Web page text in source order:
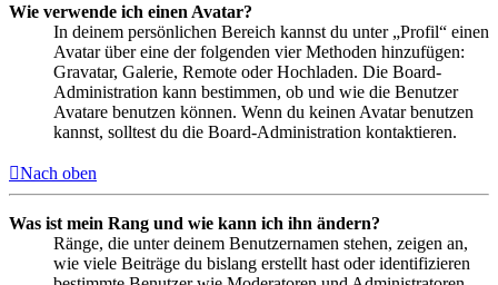
Wie verwende ich einen Avatar?
In deinem persönlichen Bereich kannst du unter „Profil“ einen
Avatar über eine der folgenden vier Methoden hinzufügen:
Gravatar, Galerie, Remote oder Hochladen. Die Board-
Administration kann bestimmen, ob und wie die Benutzer
Avatare benutzen können. Wenn du keinen Avatar benutzen
kannst, solltest du die Board-Administration kontaktieren.
Nach oben
Was ist mein Rang und wie kann ich ihn ändern?
Ränge, die unter deinem Benutzernamen stehen, zeigen an,
wie viele Beiträge du bislang erstellt hast oder identifizieren